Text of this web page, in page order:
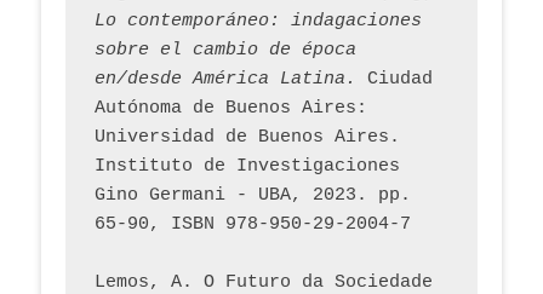
Lo contemporáneo: indagaciones
sobre el cambio de época
en/desde América Latina.
Ciudad
Autónoma de Buenos Aires:
Universidad de Buenos Aires.
Instituto de Investigaciones
Gino Germani - UBA, 2023. pp.
65-90, ISBN 978-950-29-2004-7
Lemos, A. O Futuro da Sociedade